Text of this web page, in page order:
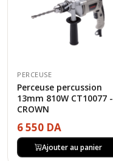
PERCEUSE
Perceuse percussion
13mm 810W CT10077 -
CROWN
6 550 DA
Ajouter au panier